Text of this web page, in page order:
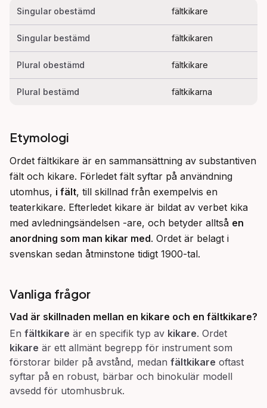
Singular obestämd fältkikare
Singular bestämd fältkikaren
Plural obestämd fältkikare
Plural bestämd fältkikarna
Etymologi
Ordet fältkikare är en sammansättning av substantiven
fält och kikare. Förledet fält syftar på användning
utomhus, i fält, till skillnad från exempelvis en
teaterkikare. Efterledet kikare är bildat av verbet kika
med avledningsändelsen -are, och betyder alltså en
anordning som man kikar med. Ordet är belagt i
svenskan sedan åtminstone tidigt 1900-tal.
Vanliga frågor
Vad är skillnaden mellan en kikare och en fältkikare?
En fältkikare är en specifik typ av kikare. Ordet
kikare är ett allmänt begrepp för instrument som
förstorar bilder på avstånd, medan fältkikare oftast
syftar på en robust, bärbar och binokulär modell
avsedd för utomhusbruk.